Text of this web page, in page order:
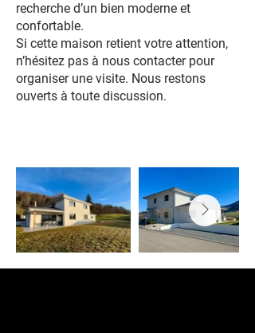
recherche d’un bien moderne et
confortable.
Si cette maison retient votre attention,
n’hésitez pas à nous contacter pour
organiser une visite. Nous restons
ouverts à toute discussion.